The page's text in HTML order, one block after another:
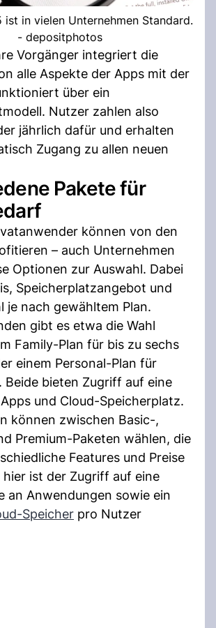
in vielen Unternehmen Standard.
- depositphotos
Vorgänger integriert die
alle Aspekte der Apps mit der
über ein
Nutzer zahlen also
jährlich dafür und erhalten
Zugang zu allen neuen
Pakete für
können von den
– auch Unternehmen
Optionen zur Auswahl. Dabei
Speicherplatzangebot und
je nach gewähltem Plan.
gibt es etwa die Wahl
Family-Plan für bis zu sechs
einem Personal-Plan für
Beide bieten Zugriff auf eine
und Cloud-Speicherplatz.
können zwischen Basic-,
Premium-Paketen wählen, die
Features und Preise
hier ist der Zugriff auf eine
an Anwendungen sowie ein
Speicher pro Nutzer